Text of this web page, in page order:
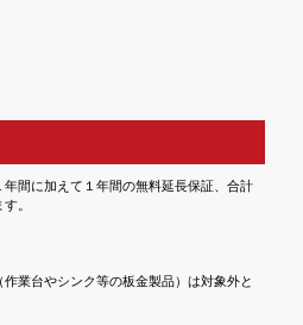
間に加えて１年間の無料延長保証、合計
。
業台やシンク等の板金製品）は対象外と